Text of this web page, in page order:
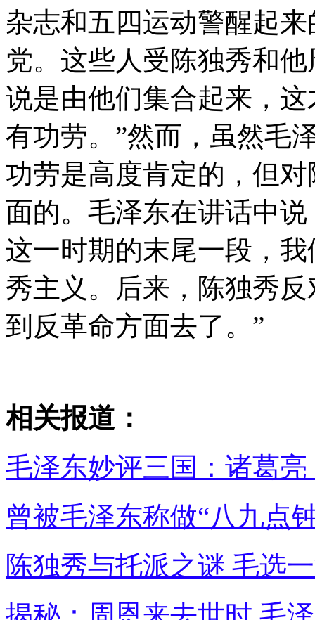
杂志和五四运动警醒起
党。这些人受陈独秀和
说是由他们集合起来，
有功劳。”然而，虽然毛
功劳是高度肯定的，但
面的。毛泽东在讲话中
这一时期的末尾一段，
秀主义。后来，陈独秀
到反革命方面去了。”
相关报道：
毛泽东妙评三国：诸葛
曾被毛泽东称做“八九点
陈独秀与托派之谜 毛选